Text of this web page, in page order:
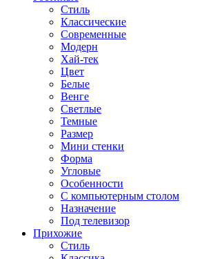
Стиль
Классические
Современные
Модерн
Хай-тек
Цвет
Белые
Венге
Светлые
Темные
Размер
Мини стенки
Форма
Угловые
Особенности
С компьютерным столом
Назначение
Под телевизор
Прихожие
Стиль